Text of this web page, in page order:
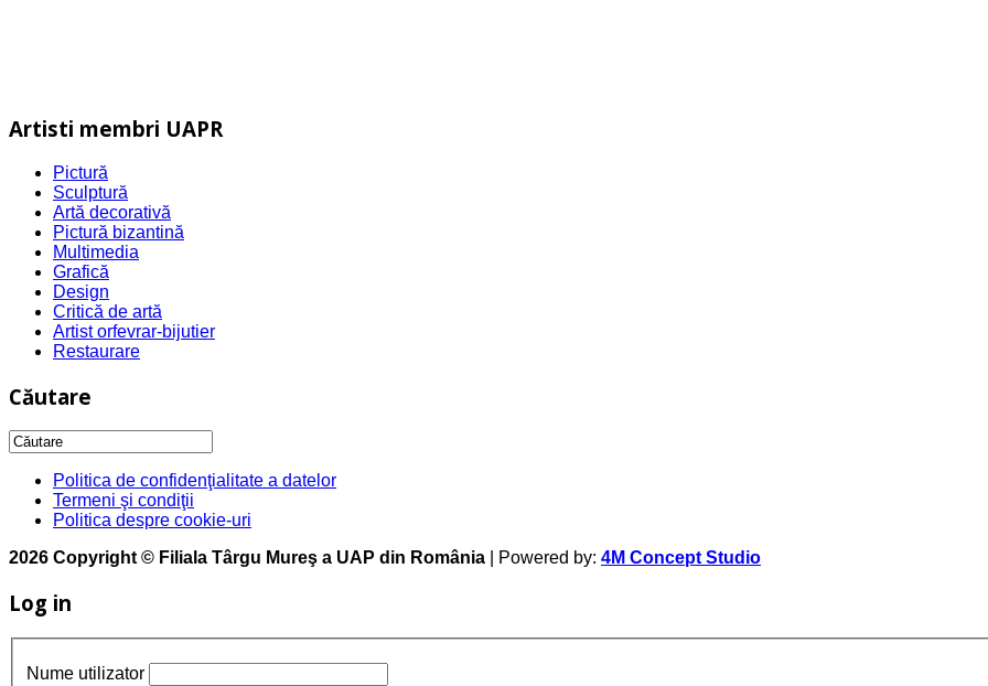
Artisti membri UAPR
Pictură
Sculptură
Artă decorativă
Pictură bizantină
Multimedia
Grafică
Design
Critică de artă
Artist orfevrar-bijutier
Restaurare
Căutare
Politica de confidenţialitate a datelor
Termeni şi condiţii
Politica despre cookie-uri
2026 Copyright © Filiala Târgu Mureş a UAP din România | Powered by: 4M Concept Studio
Log in
Nume utilizator